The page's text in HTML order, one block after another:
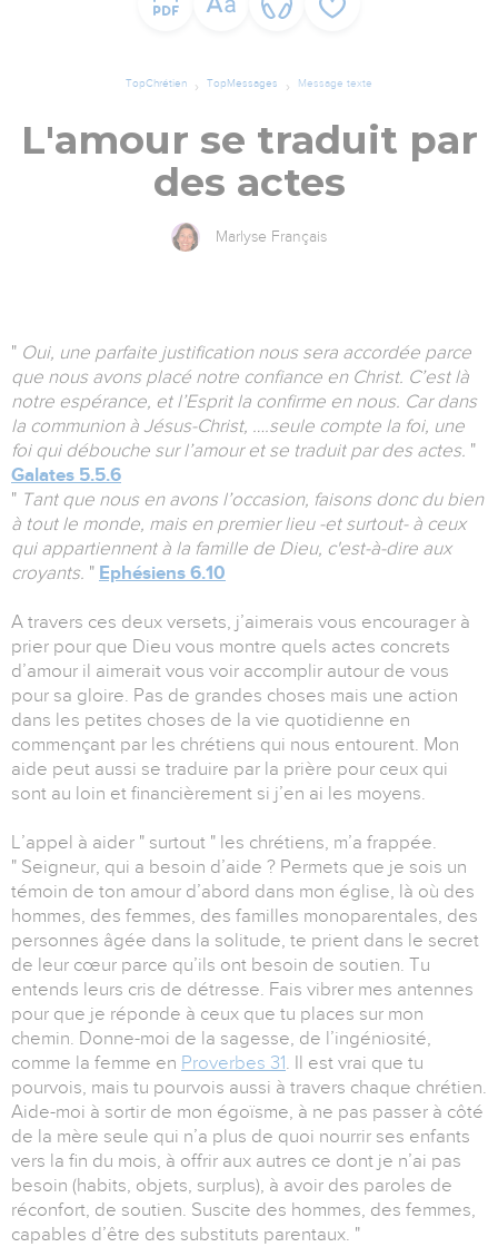
TopChrétien TopMessages Message texte
L'amour se traduit par
des actes
Marlyse Français
" Oui, une parfaite justification nous sera accordée parce
que nous avons placé notre confiance en Christ. C’est là
notre espérance, et l’Esprit la confirme en nous. Car dans
la communion à Jésus-Christ, ….seule compte la foi, une
foi qui débouche sur l’amour et se traduit par des actes. "
Galates 5.5.6
" Tant que nous en avons l’occasion, faisons donc du bien
à tout le monde, mais en premier lieu -et surtout- à ceux
qui appartiennent à la famille de Dieu, c'est-à-dire aux
croyants. " Ephésiens 6.10
A travers ces deux versets, j’aimerais vous encourager à
prier pour que Dieu vous montre quels actes concrets
d’amour il aimerait vous voir accomplir autour de vous
pour sa gloire. Pas de grandes choses mais une action
dans les petites choses de la vie quotidienne en
commençant par les chrétiens qui nous entourent. Mon
aide peut aussi se traduire par la prière pour ceux qui
sont au loin et financièrement si j’en ai les moyens.
L’appel à aider " surtout " les chrétiens, m’a frappée.
" Seigneur, qui a besoin d’aide ? Permets que je sois un
témoin de ton amour d’abord dans mon église, là où des
hommes, des femmes, des familles monoparentales, des
personnes âgée dans la solitude, te prient dans le secret
de leur cœur parce qu’ils ont besoin de soutien. Tu
entends leurs cris de détresse. Fais vibrer mes antennes
pour que je réponde à ceux que tu places sur mon
chemin. Donne-moi de la sagesse, de l’ingéniosité,
comme la femme en Proverbes 31. Il est vrai que tu
pourvois, mais tu pourvois aussi à travers chaque chrétien.
Aide-moi à sortir de mon égoïsme, à ne pas passer à côté
de la mère seule qui n’a plus de quoi nourrir ses enfants
vers la fin du mois, à offrir aux autres ce dont je n’ai pas
besoin (habits, objets, surplus), à avoir des paroles de
réconfort, de soutien. Suscite des hommes, des femmes,
capables d’être des substituts parentaux. "